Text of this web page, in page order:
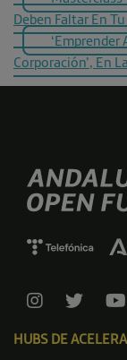
Deben Faltar En
‘Emprender
Corporación’, En
HUBS DE